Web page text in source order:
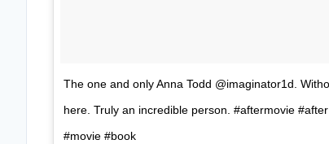
The one and only Anna Todd @imaginator1d.
here. Truly an incredible person. #aftermovie
#movie #book